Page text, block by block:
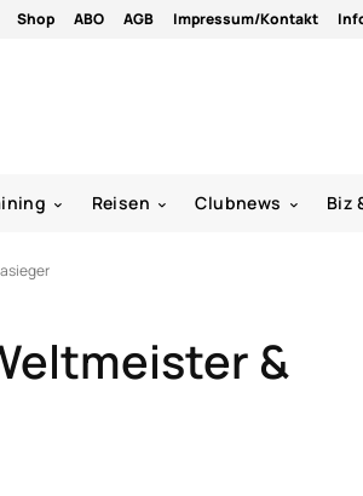
Shop ABO AGB Impressum/Kontakt
Reisen Clubnews Biz
&